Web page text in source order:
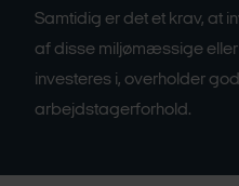
Samtidig er det et krav, at
af disse miljømæssige
investeres i, overholder
arbejdstagerforhold.